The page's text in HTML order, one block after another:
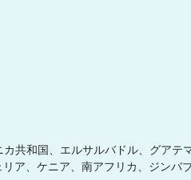
共和国、エルサルバドル、グアテ
ア、ケニア、南アフリカ、ジンバ